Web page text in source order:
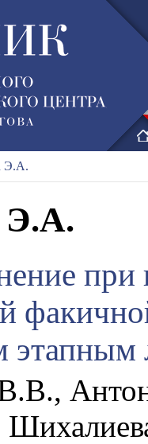
Э.А.
Э.А.
В.В.,